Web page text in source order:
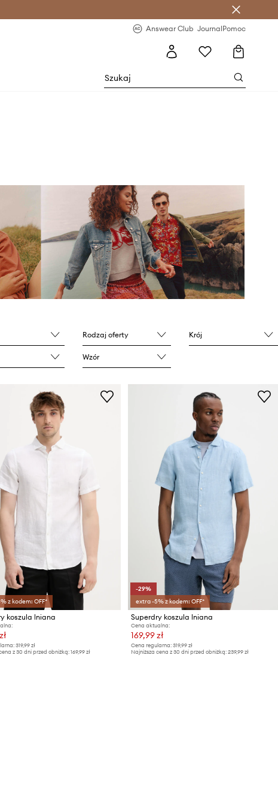
Answear Club JournalPomoc
Rodzaj oferty Krój
Wzór
z kodem: OFF*
koszula lniana
319,99 zł
z 30 dni przed obniżką: 169,99 zł
-29%
extra -5% z kodem: OFF*
Superdry koszula lniana
Cena aktualna:
169,99 zł
Cena regularna: 319,99 zł
Najniższa cena z 30 dni przed obniżką: 239,99 zł